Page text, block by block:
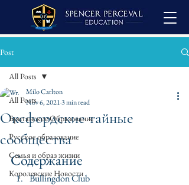
Post
All Posts
Британское Образование
Русское образование
Семья и образ жизни
Королевские Новости
All Posts
Оксфордские тайные
сообщества
Milo Carlton
Nov 6, 20213 min read
Содержание
Bullingdon Club